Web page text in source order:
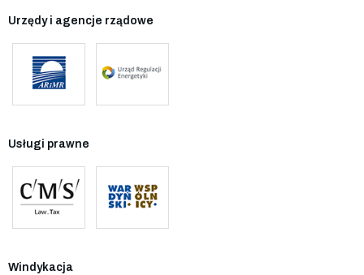
Urzędy i agencje rządowe
Usługi prawne
Windykacja